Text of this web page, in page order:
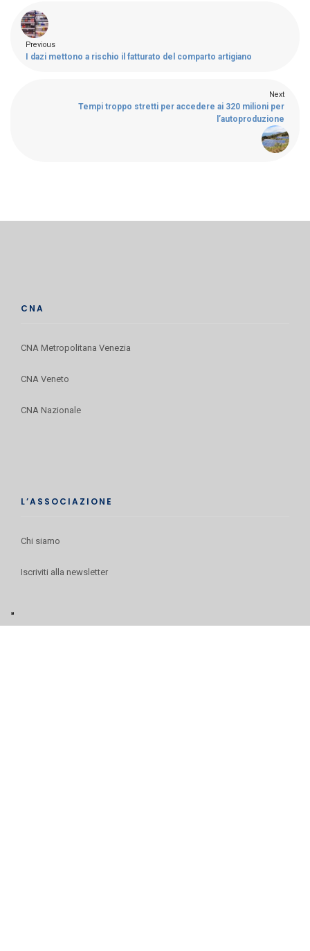
Previous
I dazi mettono a rischio il fatturato del comparto artigiano
Next
Tempi troppo stretti per accedere ai 320 milioni per
l’autoproduzione
CNA
CNA Metropolitana Venezia
CNA Veneto
CNA Nazionale
L’ASSOCIAZIONE
Chi siamo
Iscriviti alla newsletter